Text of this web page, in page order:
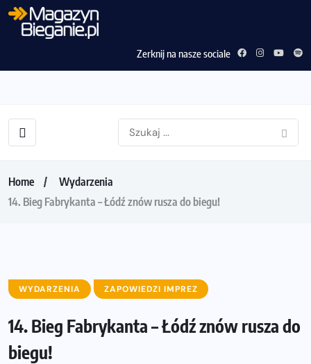
Zerknij na nasze sociale
Home
Wydarzenia
14. Bieg Fabrykanta – Łódź znów rusza do biegu!
WYDARZENIA ZAPOWIEDZI IMPREZ
14. Bieg Fabrykanta – Łódź znów rusza do
biegu!